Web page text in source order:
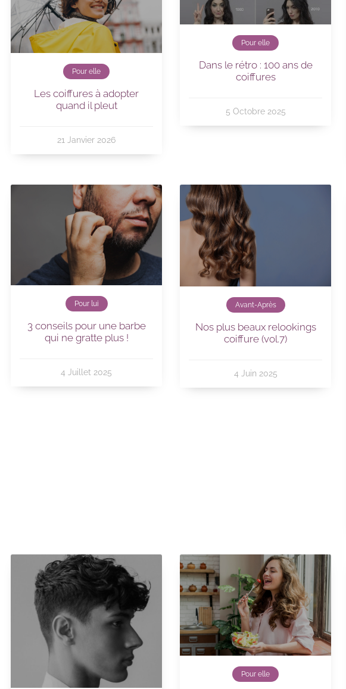
Pour elle
Les coiffures à adopter
quand il pleut
21 Janvier 2026
Pour elle
Dans le rétro : 100 ans de
coiffures
5 Octobre 2025
Pour lui
3 conseils pour une barbe
qui ne gratte plus !
4 Juillet 2025
Avant-Après
Nos plus beaux relookings
coiffure (vol.7)
4 Juin 2025
Pour elle